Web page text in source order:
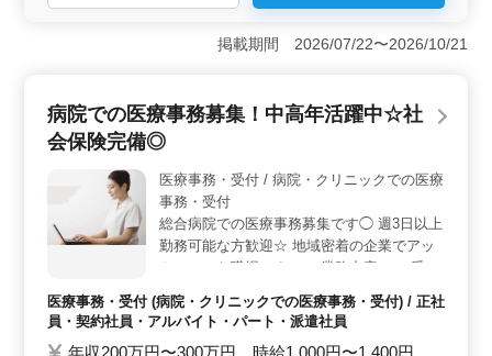
経験が年齢を重視します。受付や電話対応、レセプト業
てこれまで培ってきたスキルをそのまま活かせる職場で
大きな負担がなく、家庭やプライベートと両立しやすい
点も大きな魅力です。 ＜通勤・職場環境の安心感
＞ 交通費は実費支給で上限なし、車通勤も可能なため
通勤ストレスが少ない環境です。シニア活躍中の職場
で、落ち着いた雰囲気の中、長期的に安定して働けま
掲載期間 2026/07/22〜2026/10/21
病院での医療事務募集！中高年活躍中☆社
会保険完備◎
医療事務・受付 / 病院・クリニックでの医療
事務・受付
総合病院での医療事務募集です◯ 週3日以上
勤務可能な方歓迎☆ 地域密着の企業でアッ
トホームな職場です！ 〜業務内容〜 ・受
テ作成 ・電子カルテ入力 ・診療補助 ＊正社
員及びアルバイト・パートの募集！ ＊医療
医療事務・受付 (病院・クリニックでの医療事務・受付) / 正社
員・契約社員・アルバイト・パート・派遣社員
年収200万円〜300万円 時給1,000円〜1,400円